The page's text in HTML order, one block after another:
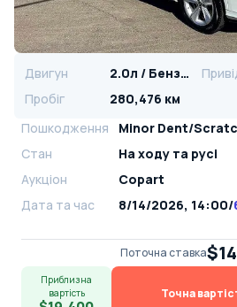
Двигун 2.0л / Бензин
Пробіг
280,476 км
Пошкодження
Minor Dent/
Стан
На ​​ходу та русі
Аукціон
Copart
Дата та час
8/14/2026, 14:00/
Поточна ставка
Приблизна
вартість
Точна